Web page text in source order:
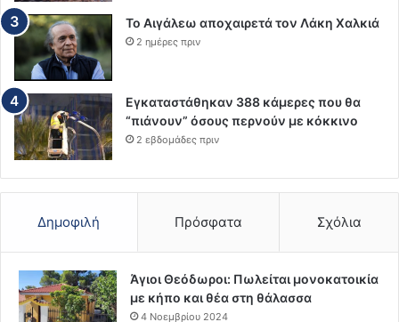
Το Αιγάλεω αποχαιρετά τον Λάκη Χαλκιά
2 ημέρες πριν
Εγκαταστάθηκαν 388 κάμερες που θα
“πιάνουν” όσους περνούν με κόκκινο
2 εβδομάδες πριν
Δημοφιλή Πρόσφατα Σχόλια
Άγιοι Θεόδωροι: Πωλείται μονοκατοικία
με κήπο και θέα στη θάλασσα
4 Νοεμβρίου 2024